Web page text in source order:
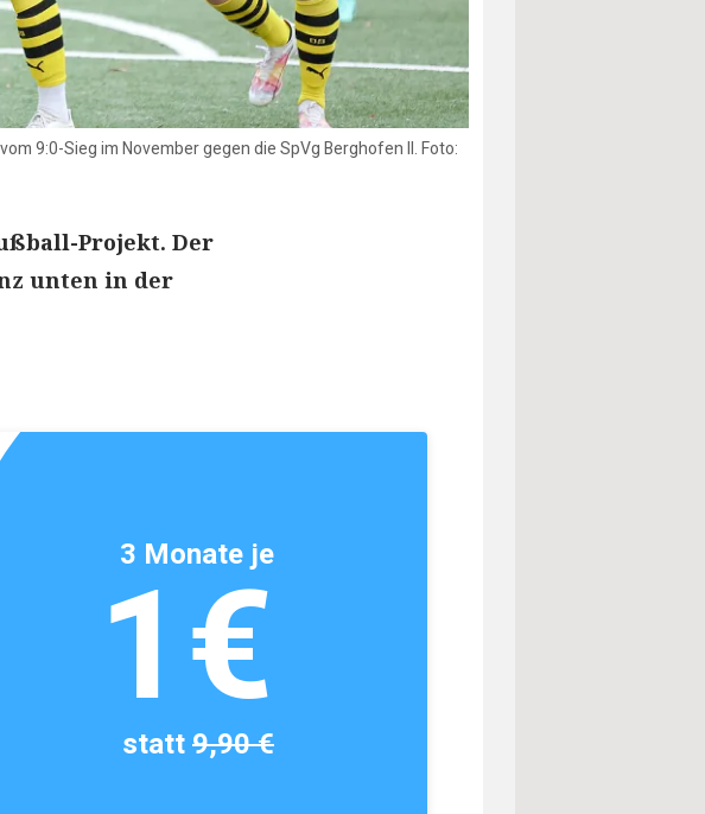
9:0-Sieg im November gegen die SpVg Berghofen II. Foto:
Projekt. Der
unten in der
3 Monate je
1€
statt9,90 €